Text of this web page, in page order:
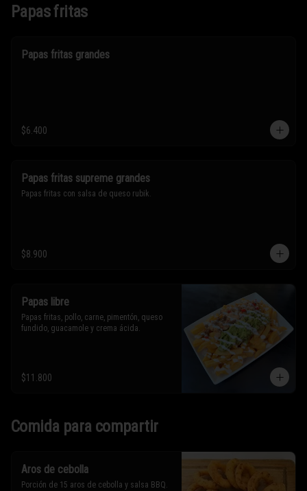
Papas fritas
Papas fritas grandes
$6.400
Papas fritas supreme grandes
Papas fritas con salsa de queso rubik.
$8.900
Papas libre
Papas fritas, pollo, carne, pimentón, queso
fundido, guacamole y crema ácida.
$11.800
Comida para compartir
Aros de cebolla
Porción de 15 aros de cebolla y salsa BBQ.